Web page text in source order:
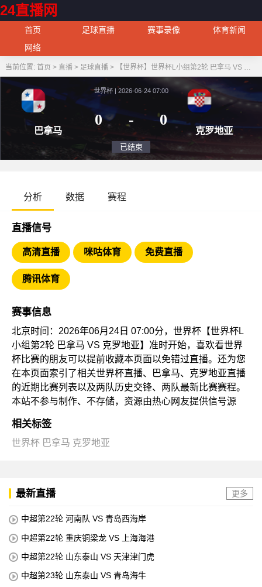
24直播网
首页 足球直播 赛事录像
体育新闻
网络
当前位置: 首页 > 直播> 足球直播> 【世界杯】世界杯L小组第2轮 巴拿马 VS 克罗地亚
巴拿马
世界杯 | 2026-06-24 07:00
0
克
分析 数据 赛程
直播信号
高清直播 咪咕体育 免费直播
腾讯体育
赛事信息
北京时间：2026年06月24日 07:00分，世界杯【世界杯L
小组第2轮 巴拿马 VS 克罗地亚】准时开始，喜欢看世界
杯比赛的朋友可以提前收藏本页面以免错过直播。还为您
在本页面索引了相关世界杯直播、巴拿马、克罗地亚直播
的近期比赛列表以及两队历史交锋、两队最新比赛赛程。
本站不参与制作、不存储，资源由热心网友提供信号源
相关标签
世界杯 巴拿马 克罗地亚
最新直播 更多
中超第22轮 河南队 VS 青岛西海岸
中超第22轮 重庆铜梁龙 VS 上海海港
中超第22轮 山东泰山 VS 天津津门虎
中超第23轮 山东泰山 VS 青岛海牛